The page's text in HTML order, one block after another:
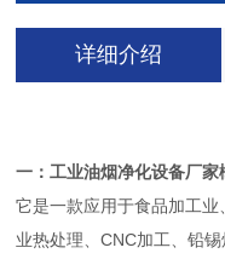
详细介绍
一：工业油烟净化设备厂家
它是一款应用于食品加工
业热处理、CNC加工、铅